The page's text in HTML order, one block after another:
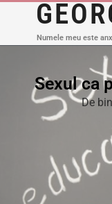
Numele meu este
Sexul ca
De